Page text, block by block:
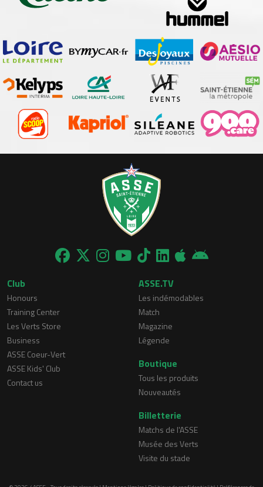
Club
Honours
Training Center
Les Verts Store
Business
ASSE Coeur-Vert
ASSE Kids' Club
Contact us
ASSE.TV
Les indémodables
Match
Magazine
Légende
Boutique
Tous les produits
Nouveautés
Billetterie
Matchs de l'ASSE
Musée des Verts
Visite du stade